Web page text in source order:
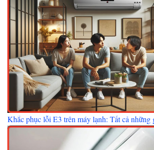
Khắc phục lỗi E3 trên máy lạnh: Tất cả những